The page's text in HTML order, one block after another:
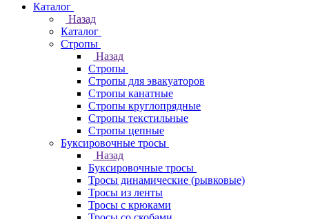
Каталог
Назад
Каталог
Стропы
Назад
Стропы
Стропы для эвакуаторов
Стропы канатные
Стропы круглопрядные
Стропы текстильные
Стропы цепные
Буксировочные тросы
Назад
Буксировочные тросы
Тросы динамические (рывковые)
Тросы из ленты
Тросы с крюками